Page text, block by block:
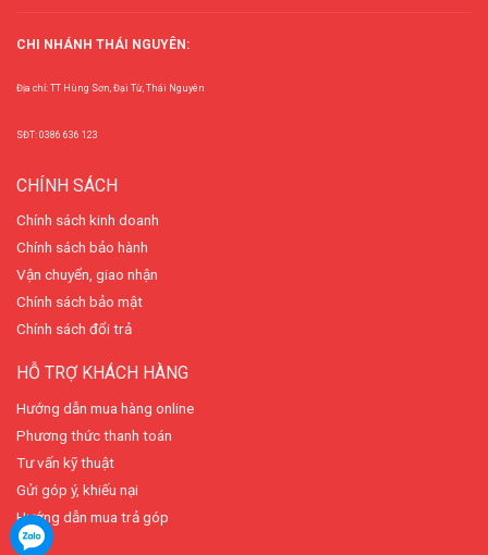
CHI NHÁNH THÁI NGUYÊN:
Địa chỉ: TT Hùng Sơn, Đại Từ, Thái Nguyên
SĐT: 0386 636 123
CHÍNH SÁCH
Chính sách kinh doanh
Chính sách bảo hành
Vận chuyển, giao nhận
Chính sách bảo mật
Chính sách đổi trả
HỖ TRỢ KHÁCH HÀNG
Hướng dẫn mua hàng online
Phương thức thanh toán
Tư vấn kỹ thuật
Gửi góp ý, khiếu nại
Hướng dẫn mua trả góp